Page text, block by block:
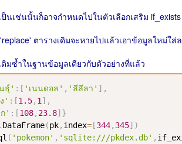
นเช่นนั้นก็อาจกำหนดไปในตัวเลือกเสริม if_exists
ตารางเดิมจะหายไปแล้วเอาข้อมูลใหม่ใส่
ดิมซ้ำในฐานข้อมูลเดียวกับตัวอย่างที่แล้ว
ธุ์' : [ 'เนนดอล' , 'ลีลีลา' ] ,
' : [1.5, 1 ] ,
' : [108, 23.8] }
. DataFrame(pk, index= [344, 345] )
( 'pokemon' , 'sqlite:///pkdex.db' ,